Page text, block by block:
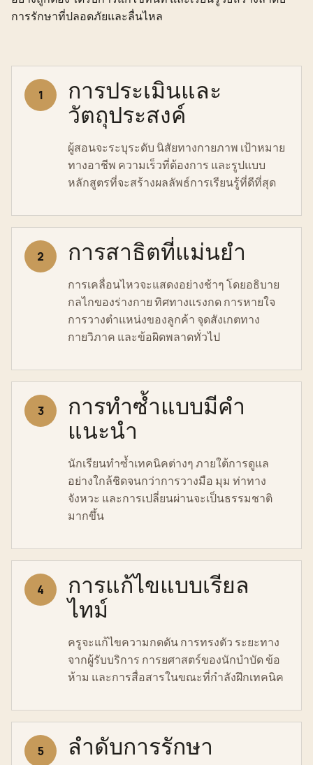
การรักษาที่ปลอดภัยและลื่นไหล
1
การประเมินและ
วัตถุประสงค์
ผู้สอนจะระบุระดับ นิสัยทางกายภาพ เป้าหมาย
ทางอาชีพ ความเร็วที่ต้องการ และรูปแบบ
หลักสูตรที่จะสร้างผลลัพธ์การเรียนรู้ที่ดีที่สุด
2 การสาธิตที่แม่นยำ
การเคลื่อนไหวจะแสดงอย่างช้าๆ โดยอธิบาย
กลไกของร่างกาย ทิศทางแรงกด การหายใจ
การวางตำแหน่งของลูกค้า จุดสังเกตทาง
กายวิภาค และข้อผิดพลาดทั่วไป
3
การทำซ้ำแบบมีคำ
แนะนำ
นักเรียนทำซ้ำเทคนิคต่างๆ ภายใต้การดูแล
อย่างใกล้ชิดจนกว่าการวางมือ มุม ท่าทาง
จังหวะ และการเปลี่ยนผ่านจะเป็นธรรมชาติ
มากขึ้น
4
การแก้ไขแบบเรียล
ไทม์
ครูจะแก้ไขความกดดัน การทรงตัว ระยะทาง
จากผู้รับบริการ การยศาสตร์ของนักบำบัด ข้อ
ห้าม และการสื่อสารในขณะที่กำลังฝึกเทคนิค
5 ลำดับการรักษา